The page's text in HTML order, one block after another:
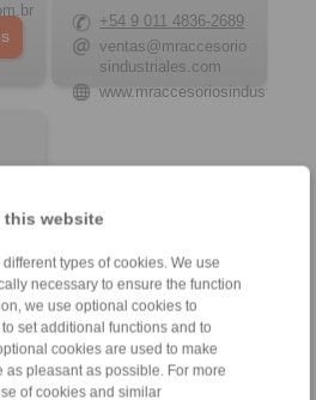
this website
types of cookies. We use
necessary to ensure the function
we use optional cookies to
set additional functions and to
cookies are used to make
as pleasant as possible. For more
of cookies and similar
+54 9 011 4836-2689
ventas@mraccesorio
sindustriales.com